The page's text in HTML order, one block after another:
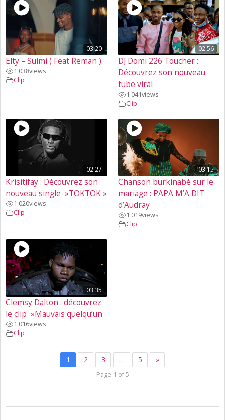
03:20
Elty – Suimi ( Feat Reman )
1 038views
Clip
02:56
DJ Domi 226 Toucher :
Découvrez son nouveau
tube viral
1 041views
Clip
02:27
Krisitifay : Découvrez son
nouveau single »TOKTOK »
1 020views
Clip
03:15
Chanson burkinabè sur le
mariage : PAPA M’A DIT
d’Audray
1 019views
Clip
03:35
Clemsy Dalton : découvrez
le clip »Mauvais quelqu’un
1 016views
Clip
1 2 3 … 5 »
Page 1 of 5